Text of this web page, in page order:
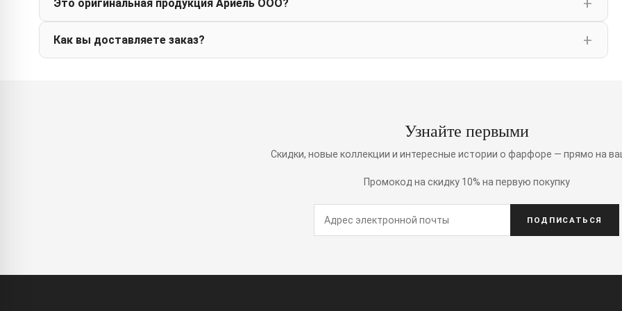
Это оригинальная продукция Ариель ООО?
Как вы доставляете заказ?
Узнайте первыми
Скидки, новые коллекции и интересные истории о фарфоре — прямо на
Промокод на скидку 10% на первую покупку
ПОДПИСАТЬСЯ